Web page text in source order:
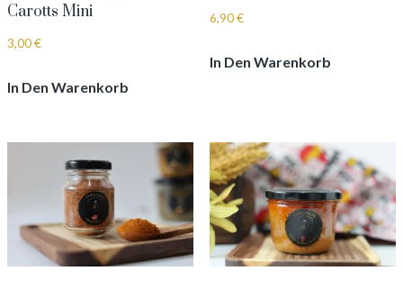
Carotts Mini
3,00€
In Den Warenkorb
6,90€
In Den Warenkorb